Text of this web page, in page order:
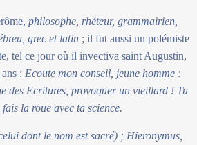
philosophe, rhéteur, grammairien,
grec et latin ; il fut aussi un polémiste
tel ce jour où il invectiva saint Augustin,
: Ecoute mon conseil, jeune homme :
des Ecritures, provoquer un vieillard ! Tu
la roue avec ta science.
dont le nom est sacré) ; Hieronymus,